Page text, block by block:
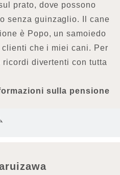
prato, dove possono
senza guinzaglio. Il cane
è Popo, un samoiedo
che i miei cani. Per
divertenti con tutta
sulla pensione